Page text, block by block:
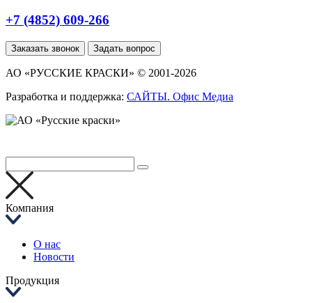
+7 (4852) 609-266
Заказать звонок Задать вопрос
АО «РУССКИЕ КРАСКИ» © 2001-2026
Разработка и поддержка: САЙТЫ. Офис Медиа
Компания
О нас
Новости
Продукция